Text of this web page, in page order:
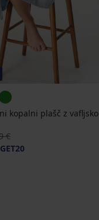
kopalni plašč z vafljsko
cena
€
GET20